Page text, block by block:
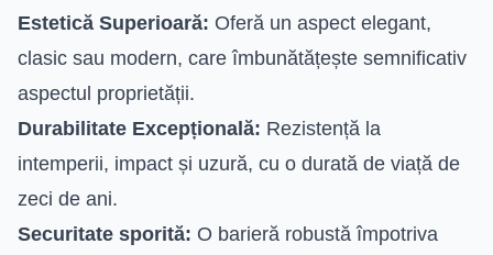
Estetică Superioară: Oferă un aspect elegant,
clasic sau modern, care îmbunătățește semnificativ
aspectul proprietății.
Durabilitate Excepțională: Rezistență la
intemperii, impact și uzură, cu o durată de viață de
zeci de ani.
Securitate sporită: O barieră robustă împotriva